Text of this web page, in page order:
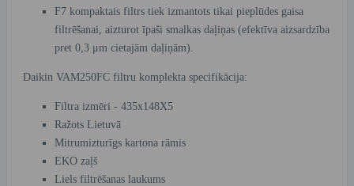
F7 kompaktais filtrs tiek izmantots tikai pieplūdes gaisa
filtrēšanai, aizturot īpaši smalkas daļiņas (efektīva aizsardzība
pret 0,3 μm cietajām daļiņām).
Daikin VAM250FC filtru komplekta specifikācija:
Filtra izmēri - 435x148X5
Ražots Lietuvā
Mitrumizturīgs kartona rāmis
EKO zaļš
Liels filtrēšanas laukums